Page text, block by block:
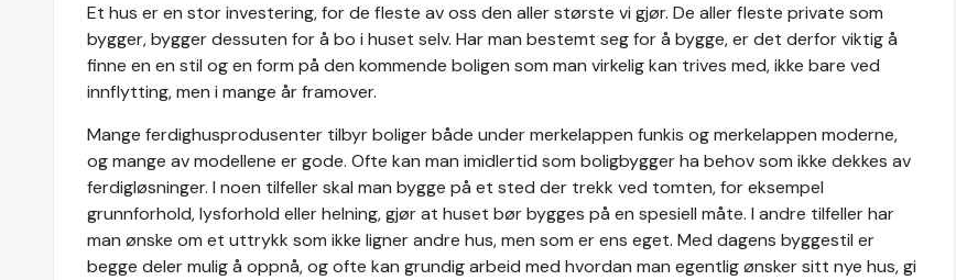
Et hus er en stor investering, for de fleste av oss den aller største vi gjør. De aller fleste private som
bygger, bygger dessuten for å bo i huset selv. Har man bestemt seg for å bygge, er det derfor viktig å
finne en en stil og en form på den kommende boligen som man virkelig kan trives med, ikke bare ved
innflytting, men i mange år framover.
Mange ferdighusprodusenter tilbyr boliger både under merkelappen funkis og merkelappen moderne,
og mange av modellene er gode. Ofte kan man imidlertid som boligbygger ha behov som ikke dekkes av
ferdigløsninger. I noen tilfeller skal man bygge på et sted der trekk ved tomten, for eksempel
grunnforhold, lysforhold eller helning, gjør at huset bør bygges på en spesiell måte. I andre tilfeller har
man ønske om et uttrykk som ikke ligner andre hus, men som er ens eget. Med dagens byggestil er
begge deler mulig å oppnå, og ofte kan grundig arbeid med hvordan man egentlig ønsker sitt nye hus, gi